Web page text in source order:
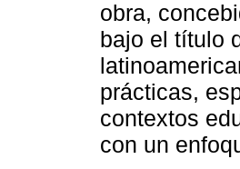
obra,
bajo el título
prácticas,
contextos
con un